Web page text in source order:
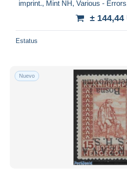
imprint., Mint NH, Various -
± 144,44
Estatus
Nuevo